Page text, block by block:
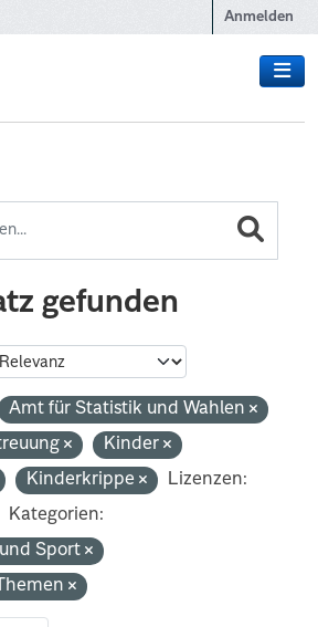
Anmelden
gefunden
Amt für Statistik und Wahlen
Kinder
Kinderkrippe
Lizenzen:
Kategorien:
Sport